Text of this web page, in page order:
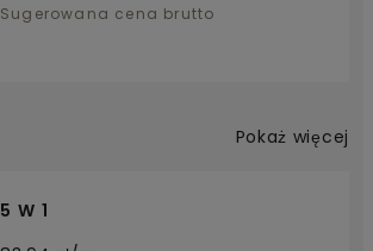
Sugerowana cena brutto
5 W 1
Pokaż więcej